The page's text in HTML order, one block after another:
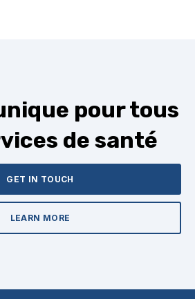
pour tous
de santé
GET IN TOUCH
LEARN MORE